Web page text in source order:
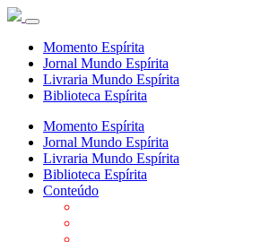
Momento Espírita
Jornal Mundo Espírita
Livraria Mundo Espírita
Biblioteca Espírita
Momento Espírita
Jornal Mundo Espírita
Livraria Mundo Espírita
Biblioteca Espírita
Conteúdo